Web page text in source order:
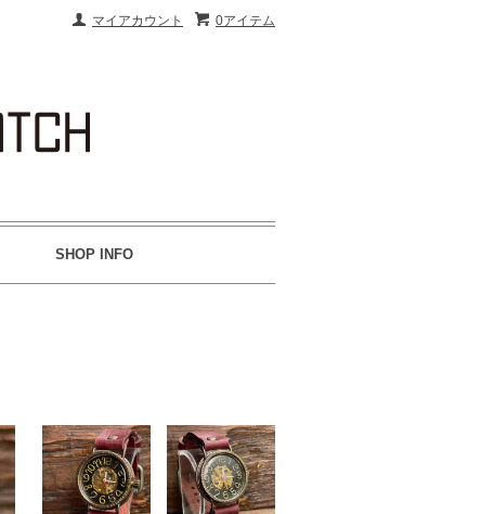
0アイテム
マイアカウント
SHOP INFO